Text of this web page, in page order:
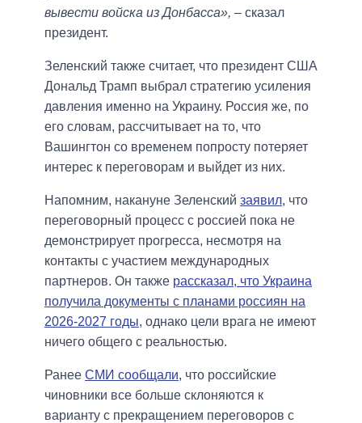
вывести войска из Донбасса», – сказал
президент.
Зеленский также считает, что президент США
Дональд Трамп выбрал стратегию усиления
давления именно на Украину. Россия же, по
его словам, рассчитывает на то, что
Вашингтон со временем попросту потеряет
интерес к переговорам и выйдет из них.
Напомним, накануне Зеленский заявил, что
переговорный процесс с россией пока не
демонстрирует прогресса, несмотря на
контакты с участием международных
партнеров. Он также рассказал, что Украина
получила документы с планами россиян на
2026-2027 годы, однако цели врага не имеют
ничего общего с реальностью.
Ранее СМИ сообщали, что российские
чиновники все больше склоняются к
варианту с прекращением переговоров с